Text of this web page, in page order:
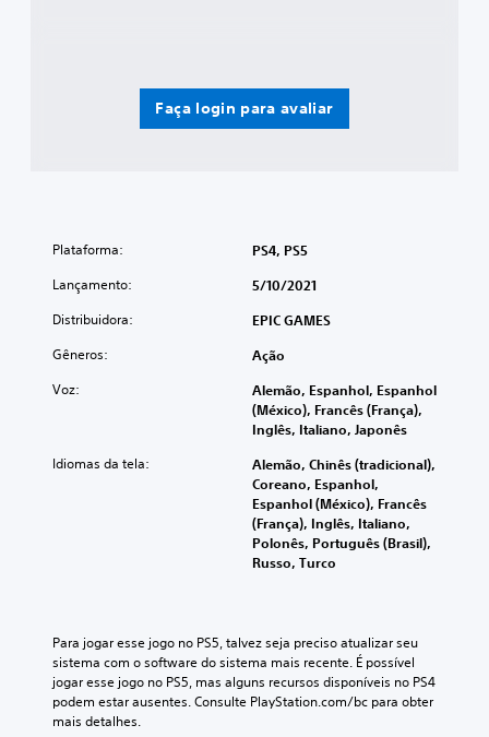
Faça login para avaliar
Plataforma: PS4, PS5
Lançamento: 5/10/2021
Distribuidora: EPIC GAMES
Gêneros: Ação
Voz:
Alemão, Espanhol, Espanhol
(México), Francês (França),
Inglês, Italiano, Japonês
Idiomas da tela:
Alemão, Chinês (tradicional),
Coreano, Espanhol,
Espanhol (México), Francês
(França), Inglês, Italiano,
Polonês, Português (Brasil),
Russo, Turco
Para jogar esse jogo no PS5, talvez seja preciso atualizar seu
sistema com o software do sistema mais recente. É possível
jogar esse jogo no PS5, mas alguns recursos disponíveis no PS4
podem estar ausentes. Consulte PlayStation.com/bc para obter
mais detalhes.